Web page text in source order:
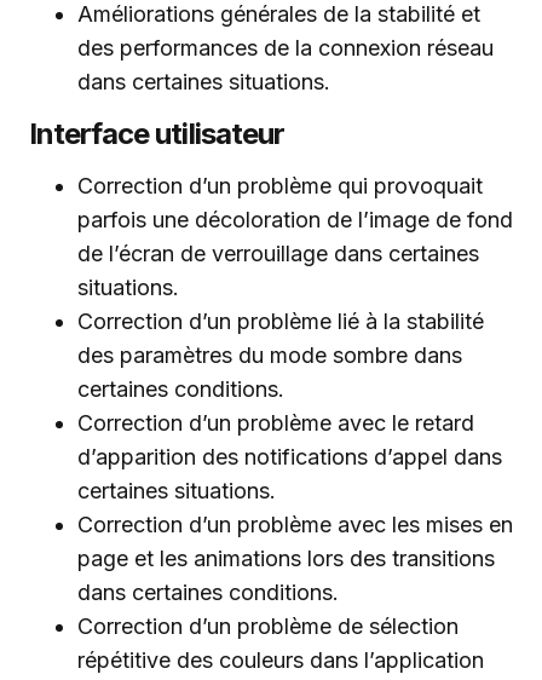
Améliorations générales de la stabilité et
des performances de la connexion réseau
dans certaines situations.
Interface utilisateur
Correction d’un problème qui provoquait
parfois une décoloration de l’image de fond
de l’écran de verrouillage dans certaines
situations.
Correction d’un problème lié à la stabilité
des paramètres du mode sombre dans
certaines conditions.
Correction d’un problème avec le retard
d’apparition des notifications d’appel dans
certaines situations.
Correction d’un problème avec les mises en
page et les animations lors des transitions
dans certaines conditions.
Correction d’un problème de sélection
répétitive des couleurs dans l’application